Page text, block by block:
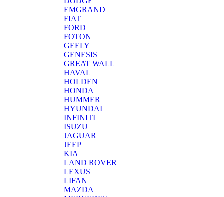
EMGRAND
FIAT
FORD
FOTON
GEELY
GENESIS
GREAT WALL
HAVAL
HOLDEN
HONDA
HUMMER
HYUNDAI
INFINITI
ISUZU
JAGUAR
JEEP
KIA
LAND ROVER
LEXUS
LIFAN
MAZDA